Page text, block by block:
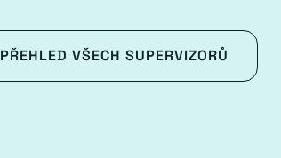
PŘEHLED VŠECH SUPERVIZORŮ